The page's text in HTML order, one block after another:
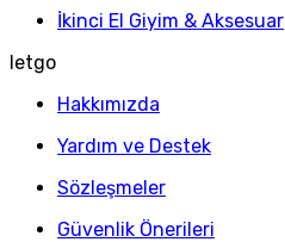
İkinci El Giyim & Aksesuar
letgo
Hakkımızda
Yardım ve Destek
Sözleşmeler
Güvenlik Önerileri